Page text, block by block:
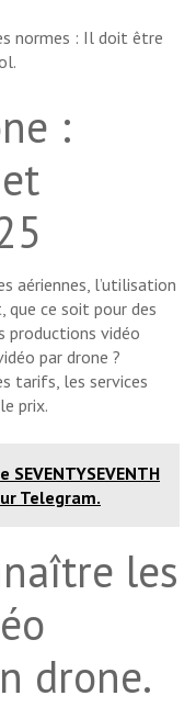
normes : Il doit être
:
aériennes, l’utilisation
ce soit pour des
productions vidéo
par drone ?
tarifs, les services
prix.
SEVENTYSEVENTH
Telegram.
les
drone.